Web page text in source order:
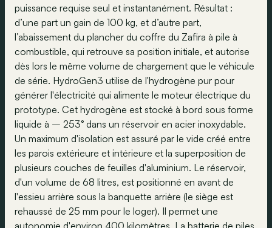
puissance requise seul et instantanément. Résultat :
d’une part un gain de 100 kg, et d’autre part,
l’abaissement du plancher du coffre du Zafira à pile à
combustible, qui retrouve sa position initiale, et autorise
dès lors le même volume de chargement que le véhicule
de série. HydroGen3 utilise de l'hydrogène pur pour
générer l'électricité qui alimente le moteur électrique du
prototype. Cet hydrogène est stocké à bord sous forme
liquide à – 253° dans un réservoir en acier inoxydable.
Un maximum d'isolation est assuré par le vide créé entre
les parois extérieure et intérieure et la superposition de
plusieurs couches de feuilles d'aluminium. Le réservoir,
d'un volume de 68 litres, est positionné en avant de
l'essieu arrière sous la banquette arrière (le siège est
rehaussé de 25 mm pour le loger). Il permet une
autonomie d'environ 400 kilomètres. La batterie de piles,